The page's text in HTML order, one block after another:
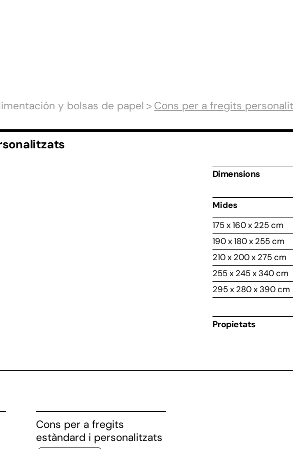
y bolsas de papel Cons per a fregits
Dimensions
Mides
175 x 160 x 225 cm
190 x 180 x 255 cm
210 x 200 x 275 cm
255 x 245 x 340 cm
295 x 280 x 390 cm
Propietats
Cons per a fregits
estàndard i personalitzats